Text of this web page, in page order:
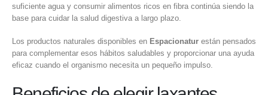
suficiente agua y consumir alimentos ricos en fibra continúa siendo la
base para cuidar la salud digestiva a largo plazo.
Los productos naturales disponibles en Espacionatur están pensados
para complementar esos hábitos saludables y proporcionar una ayuda
eficaz cuando el organismo necesita un pequeño impulso.